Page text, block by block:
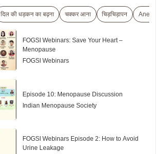
दिल की धड़कन का बढ़ना चक्कर आना चिड़चिड़ापन Anemia
FOGSI Webinars: Save Your Heart –
Menopause
FOGSI Webinars
Episode 10: Menopause Discussion
Indian Menopause Society
FOGSI Webinars Episode 2: How to Avoid
Urine Leakage